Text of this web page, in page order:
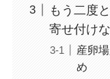
もう二度
寄せ付け
産卵
め